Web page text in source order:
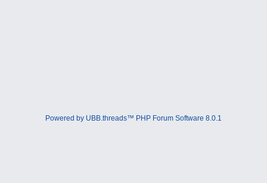
Powered by UBB.threads™ PHP Forum Software 8.0.1